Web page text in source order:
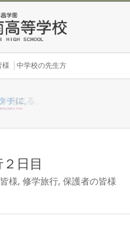
様 中学校の先生方
日目
様, 修学旅行, 保護者の皆様